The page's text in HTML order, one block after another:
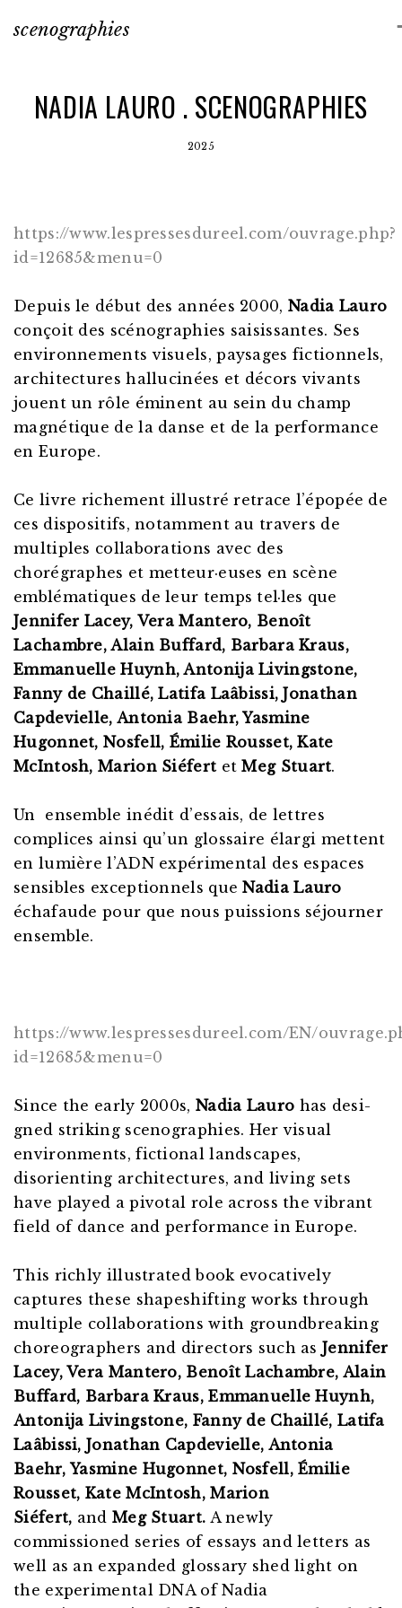
scenographies
NADIA LAURO . SCENOGRAPHIES
2025
https://www.lespressesdureel.com/ouvrage.php?
id=12685&menu=0
Depuis le début des années 2000, Nadia Lauro
conçoit des scénographies saisissantes. Ses
environnements visuels, paysages fictionnels,
architectures hallucinées et décors vivants
jouent un rôle éminent au sein du champ
magnétique de la danse et de la performance
en Europe.
Ce livre richement illustré retrace l’épopée de
ces dispositifs, notamment au travers de
multiples collaborations avec des
chorégraphes et metteur·euses en scène
emblématiques de leur temps tel·les que
Jennifer Lacey, Vera Mantero, Benoît
Lachambre, Alain Buffard, Barbara Kraus,
Emmanuelle Huynh, Antonija Livingstone,
Fanny de Chaillé, Latifa Laâbissi, Jonathan
Capdevielle, Antonia Baehr, Yasmine
Hugonnet, Nosfell, Émilie Rousset, Kate
McIntosh, Marion Siéfert et Meg Stuart.
Un ensemble inédit d’essais, de lettres
complices ainsi qu’un glossaire élargi mettent
en lumière l’ADN expérimental des espaces
sensibles exceptionnels queNadia Lauro
échafaude pour que nous puissions séjourner
ensemble.
https://www.lespressesdureel.com/EN/
id=12685&menu=0
Since the early 2000s, Nadia Lauro has desi-
gned striking scenographies. Her visual
environments, fictional landscapes,
disorienting architectures, and living sets
have played a pivotal role across the vibrant
field of dance and performance in Europe.
This richly illustrated book evocatively
captures these shapeshifting works through
multiple collaborations with groundbreaking
choreographers and directors such asJennifer
Lacey, Vera Mantero, Benoît Lachambre, Alain
Buffard, Barbara Kraus, Emmanuelle Huynh,
Antonija Livingstone, Fanny de Chaillé, Latifa
Laâbissi, Jonathan Capdevielle, Antonia
Baehr, Yasmine Hugonnet, Nosfell, Émilie
Rousset, Kate McIntosh, Marion
Siéfert, and Meg Stuart. A newly
commissioned series of essays and letters as
well as an expanded glossary shed light on
the experimental DNA of Nadia